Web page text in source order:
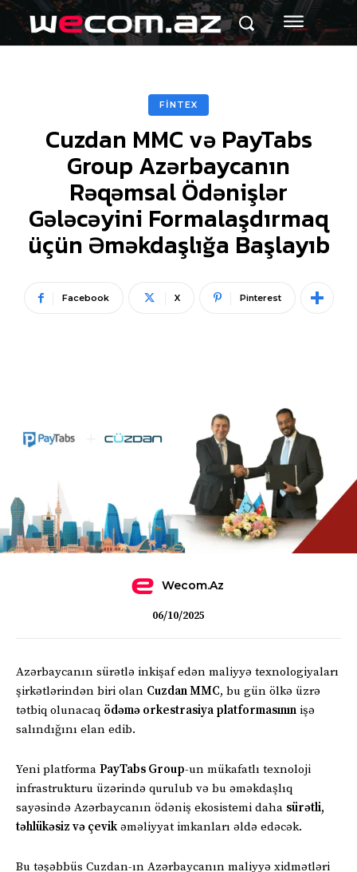
FİNTEX
Cuzdan MMC və PayTabs
Group Azərbaycanın
Rəqəmsal Ödənişlər
Gələcəyini Formalaşdırmaq
üçün Əməkdaşlığa Başlayıb
Facebook X Pinterest
Wecom.az
06/10/2025
Azərbaycanın sürətlə inkişaf edən maliyyə texnologiyaları
şirkətlərindən biri olan Cuzdan MMC, bu gün ölkə üzrə
tətbiq olunacaq ödəmə orkestrasiya platformasının işə
salındığını elan edib.
Yeni platforma PayTabs Group-un mükafatlı texnoloji
infrastrukturu üzərində qurulub və bu əməkdaşlıq
sayəsində Azərbaycanın ödəniş ekosistemi daha sürətli,
təhlükəsiz və çevikəməliyyat imkanları əldə edəcək.
Bu təşəbbüs Cuzdan-ın Azərbaycanın maliyyə xidmətləri